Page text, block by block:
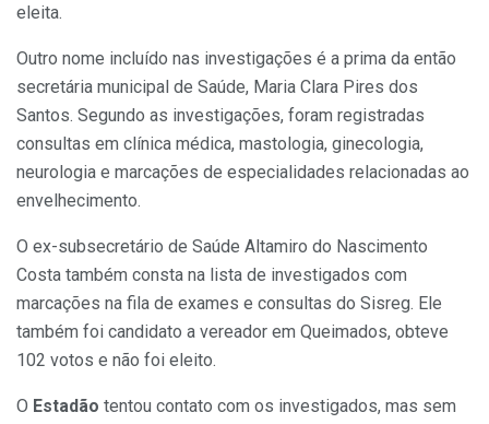
eleita.
Outro nome incluído nas investigações é a prima da então
secretária municipal de Saúde, Maria Clara Pires dos
Santos. Segundo as investigações, foram registradas
consultas em clínica médica, mastologia, ginecologia,
neurologia e marcações de especialidades relacionadas ao
envelhecimento.
O ex-subsecretário de Saúde Altamiro do Nascimento
Costa também consta na lista de investigados com
marcações na fila de exames e consultas do Sisreg. Ele
também foi candidato a vereador em Queimados, obteve
102 votos e não foi eleito.
O Estadão tentou contato com os investigados, mas sem